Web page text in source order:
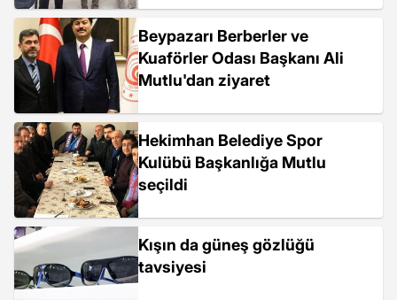
Beypazarı Berberler ve
Kuaförler Odası Başkanı Ali
Mutlu'dan ziyaret
Hekimhan Belediye Spor
Kulübü Başkanlığa Mutlu
seçildi
Kışın da güneş gözlüğü
tavsiyesi